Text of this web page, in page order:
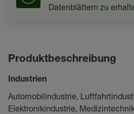
Datenblättern zu
Produktbeschreibung
Industrien
Automobilindustrie,
Elektronikindustrie,